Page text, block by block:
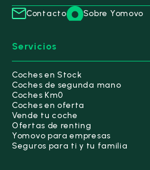
Contacto Sobre Yomovo
Servicios
Coches en Stock
Coches de segunda mano
Coches Km0
Coches en oferta
Vende tu coche
Ofertas de renting
Yomovo para empresas
Seguros para ti y tu familia